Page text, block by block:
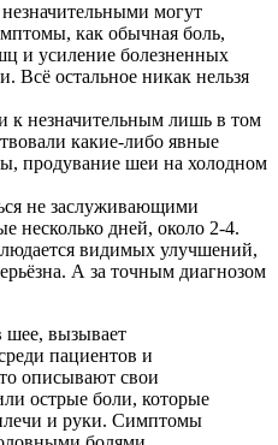
могут
как обычная боль,
и усиление болезненных
остальное никак нельзя
к незначительным лишь в том
какие-либо явные
продувание шеи на холодном
не заслуживающими
несколько дней, около 2-4.
видимых улучшений,
А за точным диагнозом
шее, вызывает
пациентов и
описывают свои
острые боли, которые
и руки. Симптомы